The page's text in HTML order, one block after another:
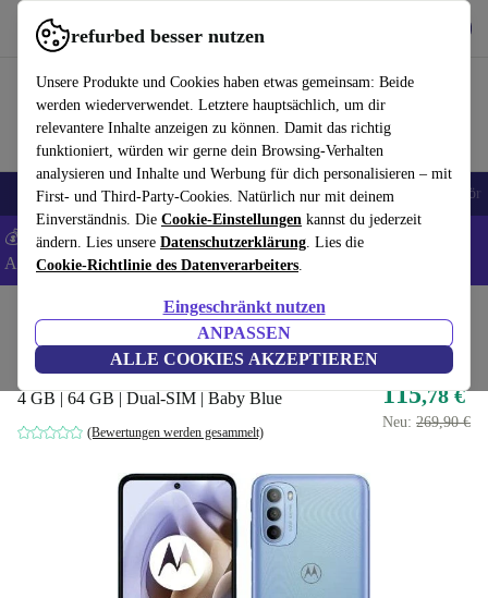
refurbed besser nutzen
Unsere Produkte und Cookies haben etwas gemeinsam: Beide
werden wiederverwendet. Letztere hauptsächlich, um dir
relevantere Inhalte anzeigen zu können. Damit das richtig
funktioniert, würden wir gerne dein Browsing-Verhalten
analysieren und Inhalte und Werbung für dich personalisieren – mit
First- und Third-Party-Cookies. Natürlich nur mit deinem
Einverständnis. Die Cookie-Einstellungen kannst du jederzeit
ändern. Lies unsere Datenschutzerklärung. Lies die
Cookie-Richtlinie des Datenverarbeiters.
Eingeschränkt nutzen
ANPASSEN
ALLE COOKIES AKZEPTIEREN
refurbed schnell und einfach nutzen
🎒 Back to school Handys Laptops Tablets Smartwatches Zubehör
💰 Extra -5% auf Samsung- und Google-Smartphones - Code:
ANDROID5 -AGB
Handys & Smartphones Motorola Handys
Motorola Moto G31
4 GB | 64 GB | Dual-SIM | Baby Blue
(Bewertungen werden gesammelt)
115,78 €
Neu: 269,90 €